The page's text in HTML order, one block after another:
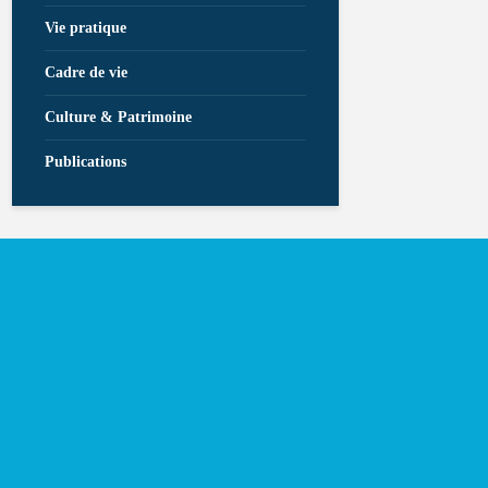
Vie pratique
Cadre de vie
Culture & Patrimoine
Publications